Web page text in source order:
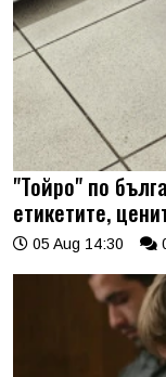
"Тойро" по
етикетите,
05 Aug 14:30